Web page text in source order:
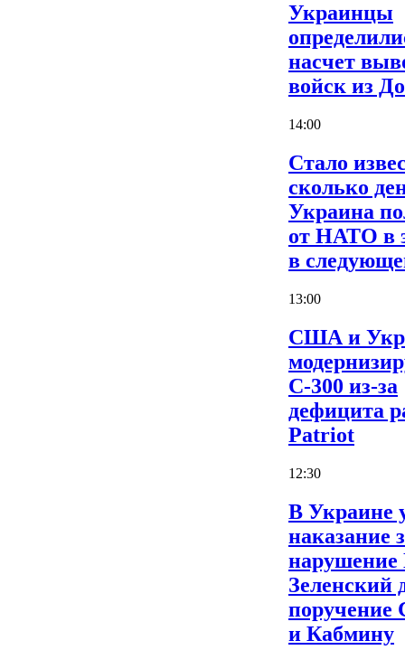
Украинцы
насчет
войск из
14:00
Стало
сколько
Украина
от НАТО в
в
13:00
США и
С-300 из-за
дефицита
Patriot
12:30
В Украине
наказание
Зеленский
и Кабмину